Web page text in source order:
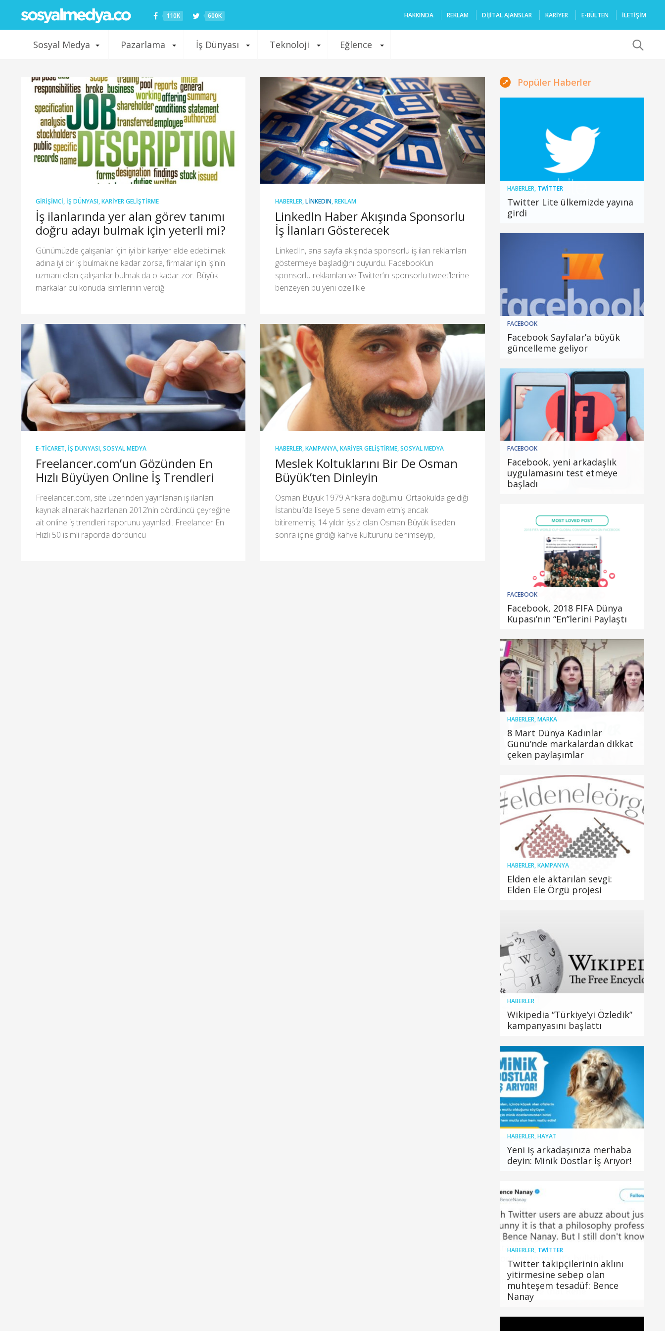
110K 600K HAKKINDA REKLAM DIJITAL AJANSLAR KARIYER E-BÜLTEN İLETİŞİM
Sosyal Medya Pazarlama İş Dünyası Teknoloji Eğlence
GIRIŞIMCI, İŞ DÜNYASI,KARIYER GELIŞTIRME
İş ilanlarında yer alan görev tanımı
doğru adayı bulmak için yeterli mi?
Günümüzde çalışanlar için iyi bir kariyer elde edebilmek
adına iyi bir iş bulmak ne kadar zorsa, firmalar için işinin
uzmanı olan çalışanlar bulmak da o kadar zor. Büyük
markalar bu konuda isimlerinin verdiği
HABERLER,LINKEDIN,REKLAM
LinkedIn Haber Akışında Sponsorlu
İş İlanları Gösterecek
LinkedIn, ana sayfa akışında sponsorlu iş ilan reklamları
göstermeye başladığını duyurdu. Facebook’un
sponsorlu reklamları ve Twitter’ın sponsorlu tweet’lerine
benzeyen bu yeni özellikle
E-TICARET, İŞ DÜNYASI,SOSYAL MEDYA
Freelancer.com’un Gözünden En
Hızlı Büyüyen Online İş Trendleri
Freelancer.com, site üzerinden yayınlanan iş ilanları
kaynak alınarak hazırlanan 2012’nin dördüncü çeyreğine
ait online iş trendleri raporunu yayınladı. Freelancer En
Hızlı 50 isimli raporda dördüncü
HABERLER,KAMPANYA,KARIYER GELIŞTIRME,SOSYAL MEDYA
Meslek Koltuklarını Bir De Osman
Büyük’ten Dinleyin
Osman Büyük 1979 Ankara doğumlu. Ortaokulda geldiği
İstanbul’da liseye 5 sene devam etmiş ancak
bitirememiş. 14 yıldır işsiz olan Osman Büyük liseden
sonra içine girdiği kahve kültürünü benimseyip,
Popüler Haberler
HABERLER, TWITTER
Twitter Lite ülkemizde yayına
girdi
FACEBOOK
Facebook Sayfalar’a büyük
güncelleme geliyor
FACEBOOK
Facebook, yeni arkadaşlık
uygulamasını test etmeye
başladı
FACEBOOK
Facebook, 2018 FIFA Dünya
Kupası’nın “En”lerini Paylaştı
HABERLER,MARKA
8 Mart Dünya Kadınlar
Günü’nde markalardan dikkat
çeken paylaşımlar
HABERLER,KAMPANYA
Elden ele aktarılan sevgi:
Elden Ele Örgü projesi
HABERLER
Wikipedia “Türkiye’yi Özledik”
kampanyasını başlattı
HABERLER,HAYAT
Yeni iş arkadaşınıza merhaba
deyin: Minik Dostlar İş Arıyor!
HABERLER, TWITTER
Twitter takipçilerinin aklını
yitirmesine sebep olan
muhteşem tesadüf: Bence
Nanay